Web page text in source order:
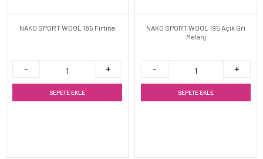
NAKO SPORT WOOL 185 Fırtına
SEPETE EKLE
NAKO SPORT WOOL 195 Açık Gri
Melanj
SEPETE EKLE